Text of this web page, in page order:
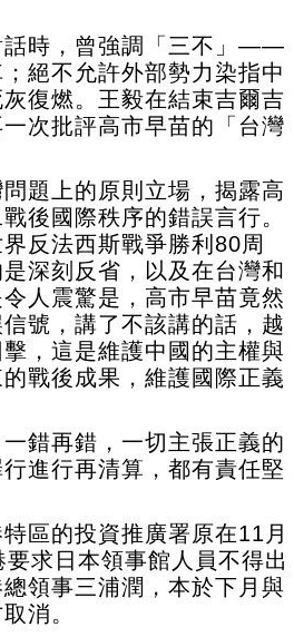
話時，曾強調「三不」——
絕不允許外部勢力染指中
復燃。王毅在結束吉爾吉
次批評高市早苗的「台灣
題上的原則立場，揭露高
後國際秩序的錯誤言行。
反法西斯戰爭勝利80周
深刻反省，以及在台灣和
人震驚是，高市早苗竟然
號，講了不該講的話，越
，這是維護中國的主權與
戰後成果，維護國際正義
錯再錯，一切主張正義的
進行再清算，都有責任堅
區的投資推廣署原在11月
求日本領事館人員不得出
領事三浦潤，本於下月與
消。